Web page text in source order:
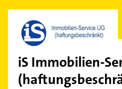
iS Immobilien-